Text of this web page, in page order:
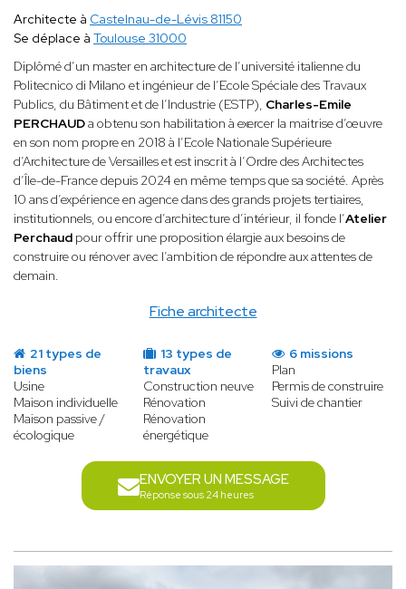
Fiche architecte
Architecte à Castelnau-de-Lévis 81150
Se déplace à Toulouse 31000
Diplômé d’un master en architecture de l’université italienne du
Politecnico di Milano et ingénieur de l’Ecole Spéciale des Travaux
Publics, du Bâtiment et de l’Industrie (ESTP), Charles-Emile
PERCHAUDa obtenu son habilitation à exercer la maitrise d’œuvre
en son nom propre en 2018 à l’Ecole Nationale Supérieure
d’Architecture de Versailles et est inscrit à l’Ordre des Architectes
d’Île-de-France depuis 2024 en même temps que sa société. Après
10 ans d’expérience en agence dans des grands projets tertiaires,
institutionnels, ou encore d’architecture d’intérieur, il fonde l’Atelier
Perchaud pour offrir une proposition élargie aux besoins de
construire ou rénover avec l’ambition de répondre aux attentes de
demain.
21 types de
biens
Usine
Maison individuelle
Maison passive /
écologique
13 types de
travaux
Construction neuve
Rénovation
Rénovation
énergétique
6 missions
Plan
Permis de construire
Suivi de chantier
ENVOYER UN MESSAGE
Réponse sous 24 heures